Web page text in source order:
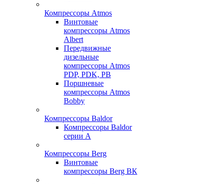
Компрессоры Atmos
Винтовые
компрессоры Atmos
Albert
Передвижные
дизельные
компрессоры Atmos
PDP, PDK, PB
Поршневые
компрессоры Atmos
Bobby
Компрессоры Baldor
Компрессоры Baldor
серии A
Компрессоры Berg
Винтовые
компрессоры Berg ВК